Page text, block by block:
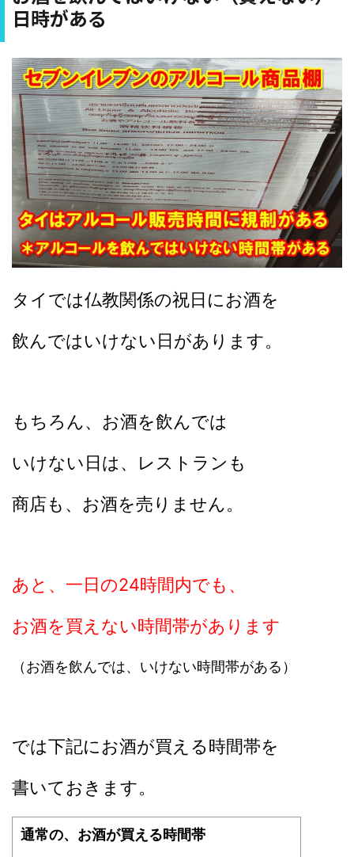
日時がある
タイでは仏教関係の祝日にお酒を
飲んではいけない日があります。
もちろん、お酒を飲んでは
いけない日は、レストランも
商店も、 お酒を売りません。
あと、一日の24時間内でも、
お酒を買えない時間帯があります
（お酒を飲んでは、いけない時間帯がある）
では下記にお酒が買える時間帯を
書いておきます。
通常の、お酒が買える時間帯